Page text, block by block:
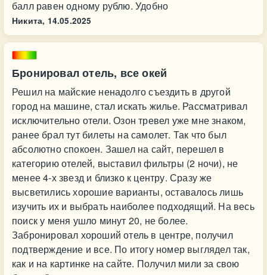
балл равен одному рублю. Удобно
Никита, 14.05.2025
Бронировал отель, все окей
Решил на майские ненадолго съездить в другой
город на машине, стал искать жилье. Рассматривал
исключительно отели. Озон тревел уже мне знаком,
ранее брал тут билеты на самолет. Так что был
абсолютно спокоен. Зашел на сайт, перешел в
категорию отелей, выставил фильтры (2 ночи), не
менее 4-х звезд и близко к центру. Сразу же
высветились хорошие варианты, оставалось лишь
изучить их и выбрать наиболее подходящий. На весь
поиск у меня ушло минут 20, не более.
Забронировал хороший отель в центре, получил
подтверждение и все. По итогу номер выглядел так,
как и на картинке на сайте. Получил мили за свою